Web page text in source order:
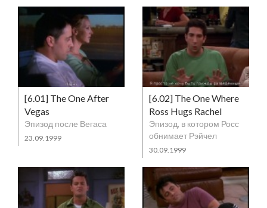
[6.01] The One After
Vegas
Эпизод после Вегаса
23.09.1999
[6.02] The One Where
Ross Hugs Rachel
Эпизод, в котором Росс
обнимает Рэйчел
30.09.1999